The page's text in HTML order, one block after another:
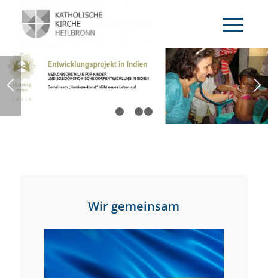
ERFAHREN SIE MEHR
1 2 3 4
Wir gemeinsam